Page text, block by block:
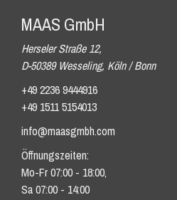
MAAS GmbH
Herseler Straße 12,
D-50389 Wesseling, Köln / Bonn
+49 2236 9444916
+49 1511 5154013
info@maasgmbh.com
Öffnungszeiten:
Mo-Fr 07:00 - 18:00,
Sa 07:00 - 14:00